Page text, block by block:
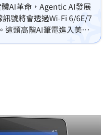
AI革命，Agentic AI發展
號將會透過Wi-Fi 6/6E/7
這類高階AI筆電進入美國
耕興(6146)在此領域市占
新台幣4.15億元，較去